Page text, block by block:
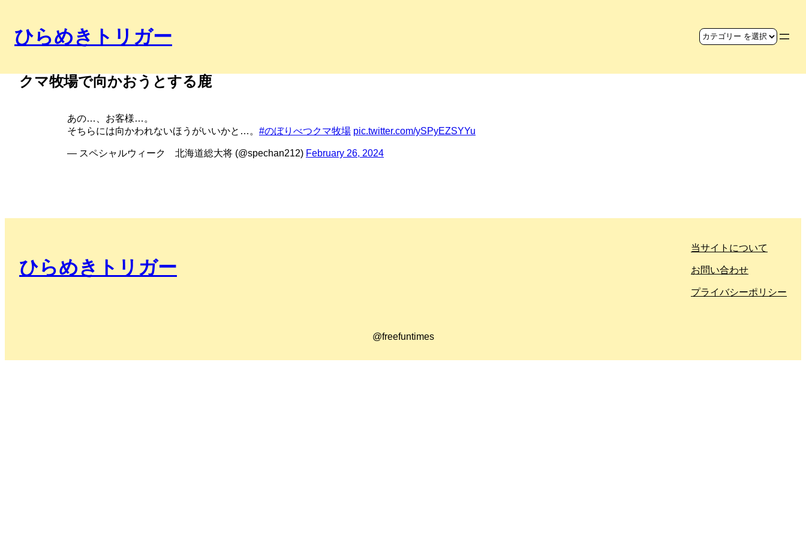
ひらめきトリガー
クマ牧場で向かおうとする鹿
あの…、お客様…。
そちらには向かわれないほうがいいかと…。 #のぼりべつクマ牧場 pic.twitter.com/ySPyEZSYYu
— スペシャルウィーク 北海道総大将 (@spechan212) February 26, 2024
ひらめきトリガー
当サイトについて
お問い合わせ
プライバシーポリシー
@freefuntimes